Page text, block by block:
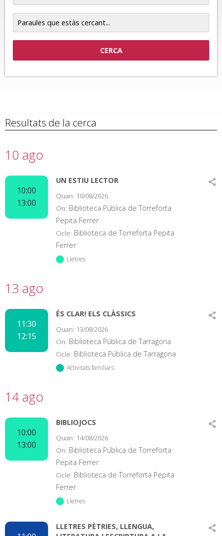
que
Resultats de la cerca
10 ago
10:00
13:00
UN ESTIU LECTOR
Quan: 10/08/2026
On: Biblioteca Pública de Torreforta
Pepita Ferrer
Cicle: Biblioteca de Torreforta Pepita
Ferrer
Lletres
13 ago
11:30
12:15
ÉS CLAR! ELS CLÀSSICS
Quan: 13/08/2026
On: Biblioteca Pública de Tarragona
Cicle: Biblioteca Pública de Tarragona
Activitats familiars
14 ago
10:00
13:00
BIBLIOJOCS
Quan: 14/08/2026
On: Biblioteca Pública de Torreforta
Pepita Ferrer
Cicle: Biblioteca de Torreforta Pepita
Ferrer
Lletres
LLETRES PÈTRIES, LLENGUA,